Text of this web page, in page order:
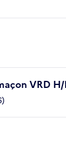
VRD H/